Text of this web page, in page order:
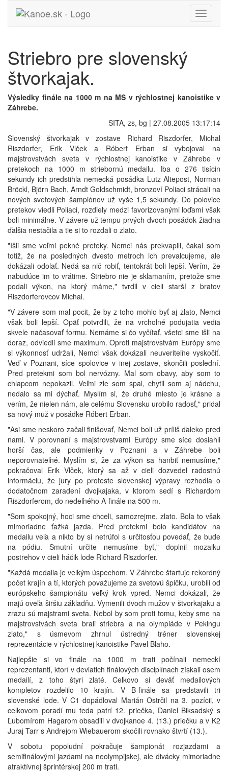
Toggle
Striebro pre slovenský
štvorkajak.
Výsledky finále na 1000 m na MS v rýchlostnej kanoistike v
Záhrebe.
SITA, zs, bg | 27.08.2005 13:17:14
Slovenský štvorkajak v zostave Richard Riszdorfer, Michal
Riszdorfer, Erik Vlček a Róbert Erban si vybojoval na
majstrovstvách sveta v rýchlostnej kanoistike v Záhrebe v
pretekoch na 1000 m striebornú medailu. Iba o 276 tisícin
sekundy ich predstihla nemecká posádka Lutz Altepost, Norman
Bröckl, Björn Bach, Arndt Goldschmidt, bronzoví Poliaci strácali na
nových svetových šampiónov už vyše 1,5 sekundy. Do polovice
pretekov viedli Poliaci, rozdiely medzi favorizovanými loďami však
boli minimálne. V závere už tempu prvých dvoch posádok žiadna
ďalšia nestačila a tie si to rozdali o zlato.
"Išli sme veľmi pekné preteky. Nemci nás prekvapili, čakal som
totiž, že na posledných dvesto metroch ich prevalcujeme, ale
dokázali odolať. Nedá sa nič robiť, tentokrát boli lepší. Verím, že
nabudúce im to vrátime. Striebro nie je sklamaním, pretože sme
podali výkon, na ktorý máme," tvrdil v cieli starší z bratov
Riszdorferovcov Michal.
"V závere som mal pocit, že by z toho mohlo byť aj zlato, Nemci
však boli lepší. Opäť potvrdili, že na vrcholné podujatia vedia
skvele načasovať formu. Nemáme si čo vyčítať, všetci sme išli na
doraz, odviedli sme maximum. Oproti majstrovstvám Európy sme
si výkonnosť udržali, Nemci však dokázali neuveriteľne vyskočiť.
Veď v Poznani, síce spolovice v inej zostave, skončili poslední.
Pred pretekmi som bol nervózny. Mal som obavy, aby som to
chlapcom nepokazil. Veľmi zle som spal, chytil som aj nádchu,
nedalo sa mi dýchať. Myslím si, že druhé miesto je krásne a
verím, že nielen nám, ale celému Slovensku urobilo radosť," pridal
sa nový muž v posádke Róbert Erban.
"Asi sme neskoro začali finišovať, Nemci boli už príliš ďaleko pred
nami. V porovnaní s majstrovstvami Európy sme síce dosiahli
horší čas, ale podmienky v Poznani a v Záhrebe boli
neporovnateľné. Myslím si, že za výkon sa hanbiť nemusíme,"
pokračoval Erik Vlček, ktorý sa až v cieli dozvedel radostnú
informáciu, že jury po proteste slovenskej výpravy rozhodla o
dodatočnom zaradení dvojkajaka, v ktorom sedí s Richardom
Riszdorferom, do nedeľného A-finále na 500 m.
"Som spokojný, hoci sme chceli, samozrejme, zlato. Bola to však
mimoriadne ťažká jazda. Pred pretekmi bolo kandidátov na
medailu veľa a nikto by si netrúfol s určitosťou povedať, že bude
na pódiu. Smutní určite nemusíme byť," doplnil mozaiku
postrehov v cieli háčik lode Richard Riszdorfer.
"Každá medaila je veľkým úspechom. V Záhrebe štartuje rekordný
počet krajín a tí, ktorých považujeme za svetovú špičku, urobili od
európskeho šampionátu veľký krok vpred. Nemci dokázali, že
majú oveľa širšiu základňu. Vymenili dvoch mužov v štvorkajaku a
zrazu sú majstrami sveta. Nebol by som proti tomu, keby sme na
majstrovstvách sveta brali striebra a na olympiáde v Pekingu
zlato," s úsmevom zhrnul ústredný tréner slovenskej
reprezentácie v rýchlostnej kanoistike Pavel Blaho.
Najlepšie si vo finále na 1000 m trati počínali nemeckí
reprezentanti, ktorí v deviatich finálových disciplínach získali osem
medailí, z toho štyri zlaté. Celkovo si deväť medailových
kompletov rozdelilo 10 krajín. V B-finále sa predstavili tri
slovenské lode. V C1 dopádloval Marián Ostrčil na 3. pozícii, v
celkovom poradí mu teda patrí 12. priečka, Daniel Biksadský s
Ľubomírom Hagarom obsadili v dvojkanoe 4. (13.) priečku a v K2
Juraj Tarr s Andrejom Wiebauerom skočili rovnako štvrtí (13.).
V sobotu popoludní pokračuje šampionát rozjazdami a
semifinálovými jazdami na neolympijskej, ale divácky mimoriadne
atraktívnej šprintérskej 200 m trati.